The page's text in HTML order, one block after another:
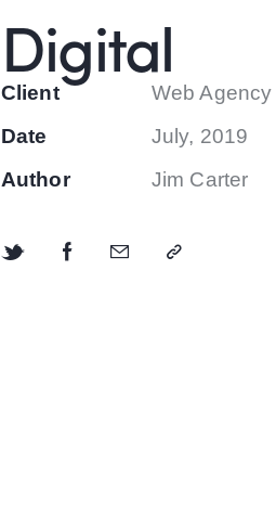
Digital
Client
Web Agency
Date
July, 2019
Author
Jim Carter